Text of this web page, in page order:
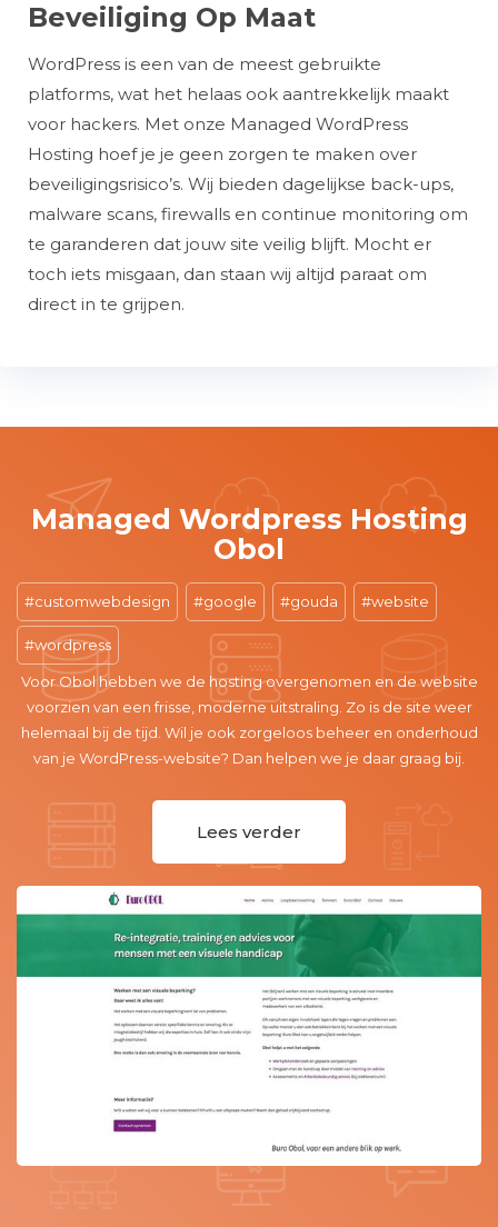
Beveiliging Op Maat
WordPress is een van de meest gebruikte
platforms, wat het helaas ook aantrekkelijk maakt
voor hackers. Met onze Managed WordPress
Hosting hoef je je geen zorgen te maken over
beveiligingsrisico’s. Wij bieden dagelijkse back-ups,
malware scans, firewalls en continue monitoring om
te garanderen dat jouw site veilig blijft. Mocht er
toch iets misgaan, dan staan wij altijd paraat om
direct in te grijpen.
Managed Wordpress Hosting
Obol
customwebdesign google gouda website
wordpress
Voor Obol hebben we de hosting overgenomen en de website
voorzien van een frisse, moderne uitstraling. Zo is de site weer
helemaal bij de tijd. Wil je ook zorgeloos beheer en onderhoud
van je WordPress-website? Dan helpen we je daar graag bij.
Lees verder